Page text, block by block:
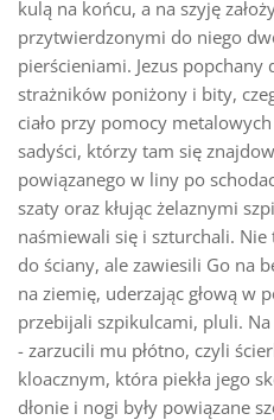
kulą na końcu, a na szyję
przytwierdzonymi do niego
pierścieniami. Jezus popchany
strażników poniżony i bity,
ciało przy pomocy
sadyści, którzy tam się
powiązanego w liny po
szaty oraz kłując żelaznymi
naśmiewali się i szturchali.
do ściany, ale zawiesili Go na
na ziemię, uderzając głową w
przebijali szpikulcami, pluli.
- zarzucili mu płótno, czyli
kloacznym, która piekła jego
dłonie i nogi były powiązane